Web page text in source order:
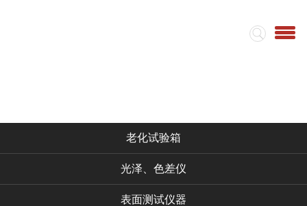
老化试验箱
光泽、色差仪
表面测试仪器